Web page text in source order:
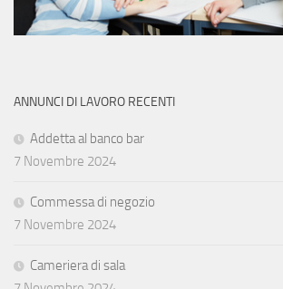
ANNUNCI DI LAVORO RECENTI
Addetta al banco bar
7 Novembre 2024
Commessa di negozio
7 Novembre 2024
Cameriera di sala